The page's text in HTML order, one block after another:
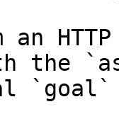
an
the
`goal`